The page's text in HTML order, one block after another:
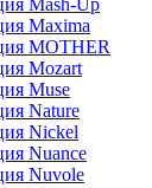
Mash-Up
Maxima
MOTHER
Mozart
Muse
Nature
Nickel
Nuance
Nuvole